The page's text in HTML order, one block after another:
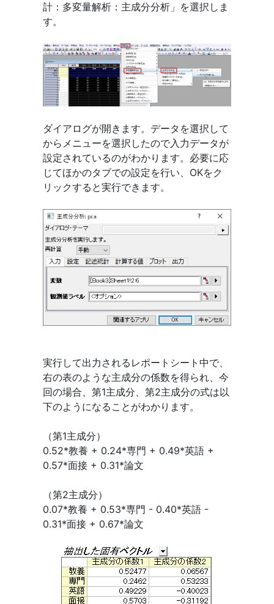
計：多変量解析：主成分分析」を選択しま
す。
ダイアログが開きます。データを選択して
からメニューを選択したので入力データが
設定されているのがわかります。必要に応
じてほかのタブでの設定を行い、OKをク
リックすると実行できます。
実行して出力されるレポートシート中で、
右の表のような主成分の係数を得られ、今
回の場合、第1主成分、第2主成分の式は以
下のようになることがわかります。
（第1主成分）
0.52*教養 + 0.24*専門 + 0.49*英語 +
0.57*面接 + 0.31*論文
（第2主成分）
0.07*教養 + 0.53*専門 - 0.40*英語 -
0.31*面接 + 0.67*論文